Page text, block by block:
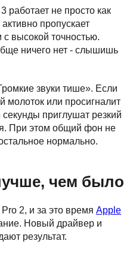
работает не просто как
пропускает
высокой точностью.
ничего нет - слышишь
звуки тише». Если
молоток или просигналит
приглушат резкий
При этом общий фон не
нормально.
чем было
2, и за это время Apple
Новый драйвер и
результат.